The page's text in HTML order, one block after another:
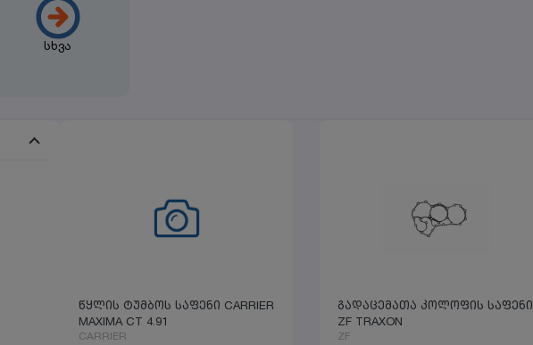
სხვა
წყლის ტუმბოს საფენი CARRIER
MAXIMA CT 4.91
CARRIER
გადაცემათა კოლოფის საფენი
ZF TRAXON
ZF